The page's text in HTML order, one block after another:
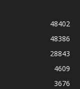
48402
48386
28843
4609
3676